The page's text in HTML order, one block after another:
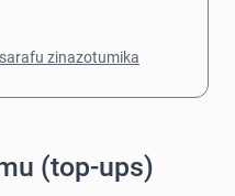
zinazotumika
(top-ups)